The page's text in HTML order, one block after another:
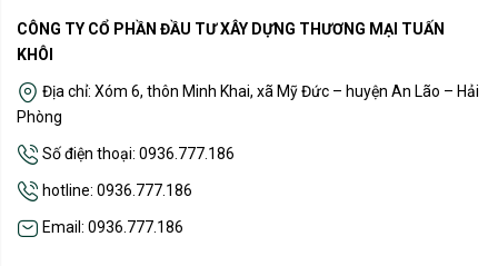
CÔNG TY CỔ PHẦN ĐẦU TƯ XÂY DỰNG THƯƠNG MẠI TUẤN
KHÔI
Địa chỉ: Xóm 6, thôn Minh Khai, xã Mỹ Đức – huyện An Lão – Hải
Phòng
Số điện thoại: 0936.777.186
hotline: 0936.777.186
Email: 0936.777.186